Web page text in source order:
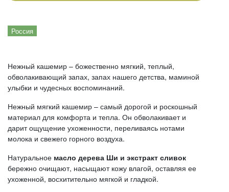
Россия
Нежный кашемир – божественно мягкий, теплый,
обволакивающий запах, запах нашего детства, маминой
улыбки и чудесных воспоминаний.
Нежный мягкий кашемир – самый дорогой и роскошный
материал для комфорта и тепла. Он обволакивает и
дарит ощущение ухоженности, переливаясь нотами
молока и свежего горного воздуха.
Натуральное масло дерева Ши и экстракт сливок
бережно очищают, насыщают кожу влагой, оставляя ее
ухоженной, восхитительно мягкой и гладкой.